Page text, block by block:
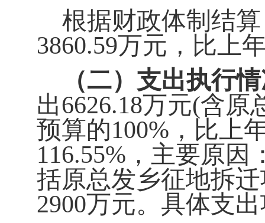
根据财政体制结
3860.59万元，比上
（二）支出执行
出6626.18万元(含原
预算的100% ，比上
116.55% ，主要原因
括原总发乡征地拆
2900万元。具体支